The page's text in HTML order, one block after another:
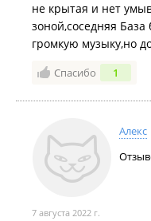
не крытая и нет
зоной,соседняя
громкую музыку,но
Спасибо 1
Алекс
7 августа 2022 г.